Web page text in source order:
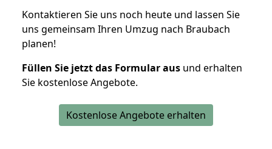
Kontaktieren Sie uns noch heute und lassen Sie
uns gemeinsam Ihren Umzug nach Braubach
planen!
Füllen Sie jetzt das Formular aus und erhalten
Sie kostenlose Angebote.
Kostenlose Angebote erhalten